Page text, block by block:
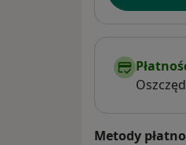
Metody